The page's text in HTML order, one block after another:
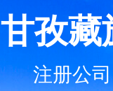
甘孜藏
注册公